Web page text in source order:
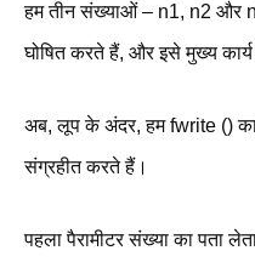
हम तीन संख्याओं – n1, n2 और
घोषित करते हैं, और इसे मुख्य
अब, लूप के अंदर, हम fwrite ()
संग्रहीत करते हैं।
पहला पैरामीटर संख्या का पता